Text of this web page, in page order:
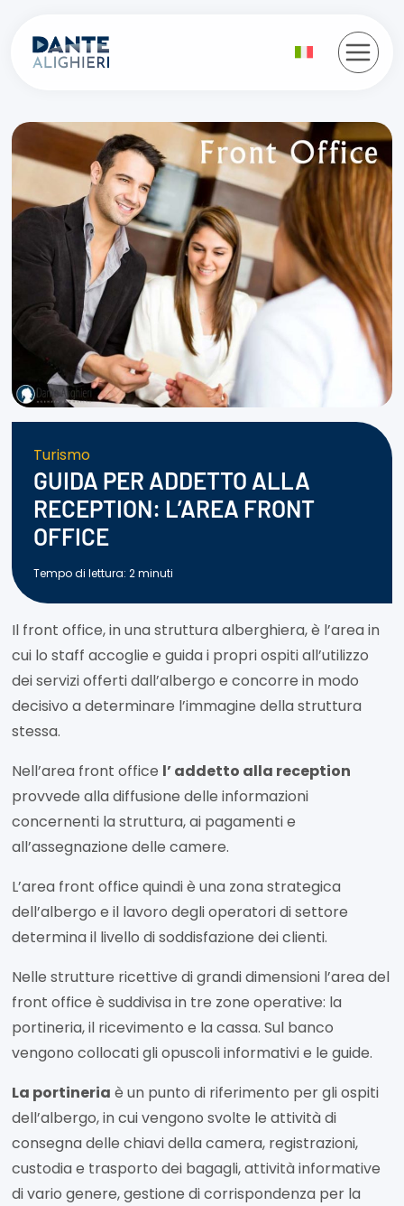
contenuto
Turismo
GUIDA PER ADDETTO ALLA
RECEPTION: L’AREA FRONT
OFFICE
Tempo di lettura: 2 minuti
Il front office, in una struttura alberghiera, è l’area in
cui lo staff accoglie e guida i propri ospiti all’utilizzo
dei servizi offerti dall’albergo e concorre in modo
decisivo a determinare l’immagine della struttura
stessa.
Nell’area front office l’ addetto alla reception
provvede alla diffusione delle informazioni
concernenti la struttura, ai pagamenti e
all’assegnazione delle camere.
L’area front office quindi è una zona strategica
dell’albergo e il lavoro degli operatori di settore
determina il livello di soddisfazione dei clienti.
Nelle strutture ricettive di grandi dimensioni l’area del
front office è suddivisa in tre zone operative: la
portineria, il ricevimento e la cassa. Sul banco
vengono collocati gli opuscoli informativi e le guide.
La portineria è un punto di riferimento per gli ospiti
dell’albergo, in cui vengono svolte le attività di
consegna delle chiavi della camera, registrazioni,
custodia e trasporto dei bagagli, attività informative
di vario genere, gestione di corrispondenza per la